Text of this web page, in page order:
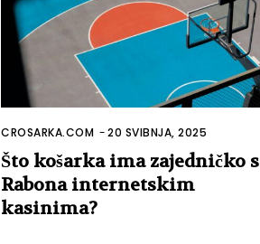
CROSARKA.COM -20 SVIBNJA, 2025
Što košarka ima zajedničko s
Rabona internetskim
kasinima?